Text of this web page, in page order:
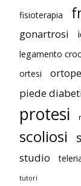
fisioterapia
gonartrosi
legamento
ortesi
piede
protesi
scoliosi
studio
tutori